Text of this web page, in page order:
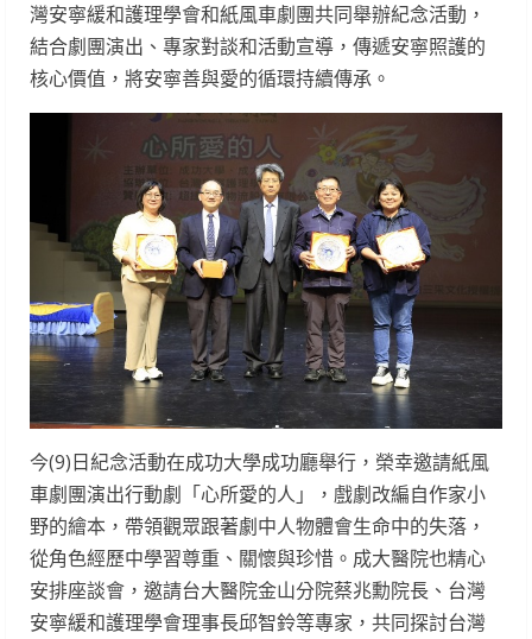
灣安寧緩和護理學會和紙風車劇團共同舉辦紀念活動，
結合劇團演出、專家對談和活動宣導，傳遞安寧照護的
核心價值，將安寧善與愛的循環持續傳承。
今(9)日紀念活動在成功大學成功廳舉行，榮幸邀請紙風
車劇團演出行動劇「心所愛的人」，戲劇改編自作家小
野的繪本，帶領觀眾跟著劇中人物體會生命中的失落，
從角色經歷中學習尊重、關懷與珍惜。成大醫院也精心
安排座談會，邀請台大醫院金山分院蔡兆勳院長、台灣
安寧緩和護理學會理事長邱智鈴等專家，共同探討台灣